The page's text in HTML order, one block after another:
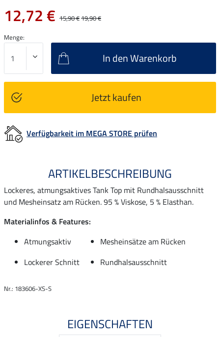
12,72 € 15,90 €19,90 €
Menge:
In den Warenkorb
Jetzt kaufen
Verfügbarkeit im MEGA STORE prüfen
ARTIKELBESCHREIBUNG
Lockeres, atmungsaktives Tank Top mit Rundhalsausschnitt
und Mesheinsatz am Rücken. 95 % Viskose, 5 % Elasthan.
Materialinfos & Features:
Atmungsaktiv
Mesheinsätze am Rücken
Lockerer Schnitt
Rundhalsausschnitt
Nr.: 183606-XS-S
EIGENSCHAFTEN